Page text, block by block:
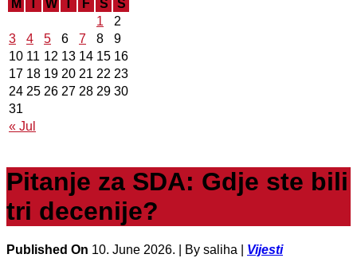
M W F S S
« Jul
1
2
3
4 5 6 7 8
9
10 11 12 13 14 15 16
17 18 19 20 21 22 23
24 25 26 27 28 29 30
31
Pitanje za SDA: Gdje ste bili
tri decenije?
Published On 10. June 2026. | By saliha | Vijesti